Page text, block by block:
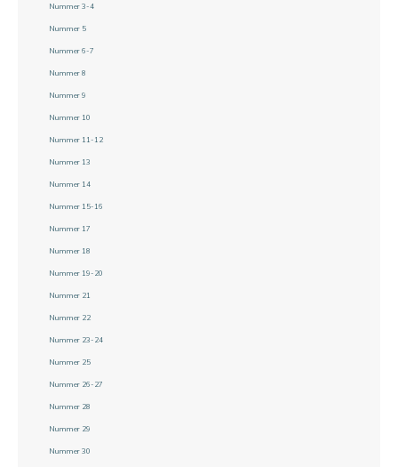
Nummer 3-4
Nummer 5
Nummer 6-7
Nummer 8
Nummer 9
Nummer 10
Nummer 11-12
Nummer 13
Nummer 14
Nummer 15-16
Nummer 17
Nummer 18
Nummer 19-20
Nummer 21
Nummer 22
Nummer 23-24
Nummer 25
Nummer 26-27
Nummer 28
Nummer 29
Nummer 30